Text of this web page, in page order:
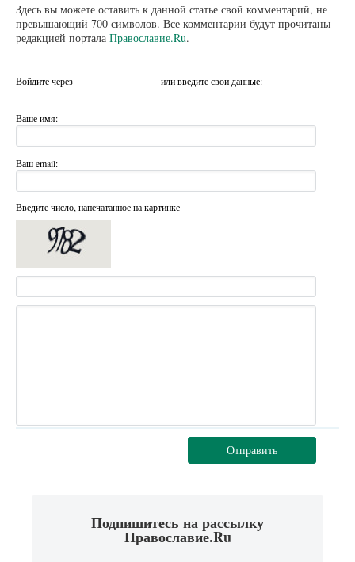
Здесь вы можете оставить к данной статье свой комментарий, не
превышающий 700 символов. Все комментарии будут прочитаны
редакцией портала Православие.Ru.
Войдите через или введите свои данные:
Ваше имя:
Ваш email:
Введите число, напечатанное на картинке
Отправить
Подпишитесь на рассылку
Православие.Ru